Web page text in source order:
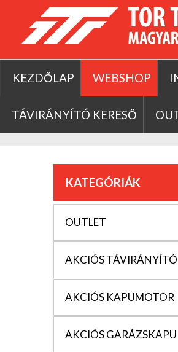
KEZDŐLAP WEBSHOP
TÁVIRÁNYÍTÓ KERESŐ
KATEGÓRIÁK
OUTLET
AKCIÓS TÁVIRÁNYÍTÓ
AKCIÓS KAPUMOTOR
AKCIÓS GARÁZSKAPU